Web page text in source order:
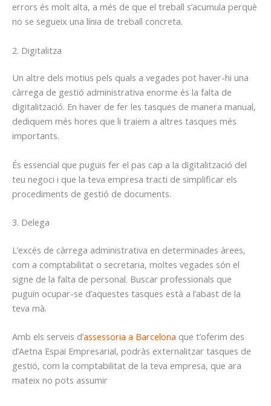
errors és molt alta, a més de que el treball s’acumula perquè
no se segueix una línia de treball concreta.
2. Digitalitza
Un altre dels motius pels quals a vegades pot haver-hi una
càrrega de gestió administrativa enorme és la falta de
digitalització. En haver de fer les tasques de manera manual,
dediquem més hores que li traiem a altres tasques més
importants.
És essencial que puguis fer el pas cap a la digitalització del
teu negoci i que la teva empresa tracti de simplificar els
procediments de gestió de documents.
3. Delega
L’excés de càrrega administrativa en determinades àrees,
com a comptabilitat o secretaria, moltes vegades són el
signe de la falta de personal. Buscar professionals que
puguin ocupar-se d’aquestes tasques està a l’abast de la
teva mà.
Amb els serveis d’assessoria a Barcelona que t’oferim des
d’Aetna Espai Empresarial, podràs externalitzar tasques de
gestió, com la comptabilitat de la teva empresa, que ara
mateix no pots assumir